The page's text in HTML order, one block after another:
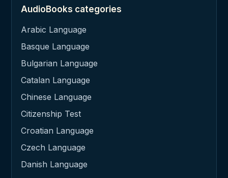
AudioBooks categories
Arabic Language
Basque Language
Bulgarian Language
Catalan Language
Chinese Language
Citizenship Test
Croatian Language
Czech Language
Danish Language